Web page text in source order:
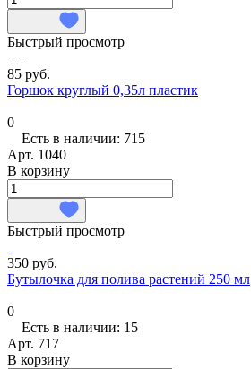
Быстрый просмотр
85 руб.
Горшок круглый 0,35л пластик
0
Есть в наличии: 715
Арт. 1040
В корзину
Быстрый просмотр
350 руб.
Бутылочка для полива растений 250 мл
0
Есть в наличии: 15
Арт. 717
В корзину